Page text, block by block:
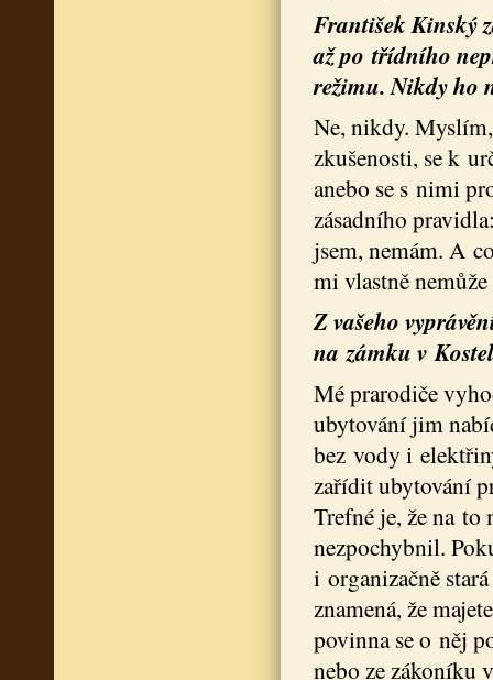
František Kinský
až po třídního
režimu. Nikdy ho
Ne, nikdy.
zkušenosti, se k
anebo se s nimi
zásadního
jsem, nemám. A
mi vlastně
Z vašeho
na zámku v
Mé prarodiče
ubytování jim
bez vody i
zařídit ubytování
Trefné je, že na to
nezpochybnil.
i organizačně
znamená, že
povinna se o něj
nebo ze zákoníku